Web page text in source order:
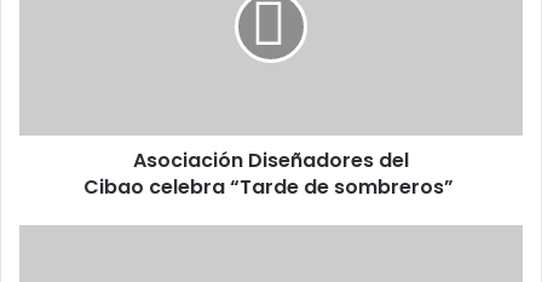
Asociación Diseñadores del
Cibao celebra “Tarde de sombreros”